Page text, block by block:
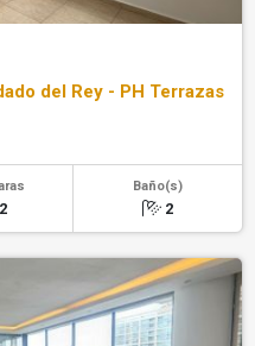
del Rey - PH Terrazas
2
Baño(s)
2